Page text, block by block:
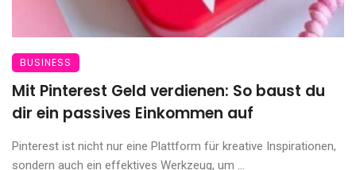
BUSINESS
Mit Pinterest Geld verdienen: So baust du
dir ein passives Einkommen auf
Pinterest ist nicht nur eine Plattform für kreative Inspirationen,
sondern auch ein effektives Werkzeug, um ...